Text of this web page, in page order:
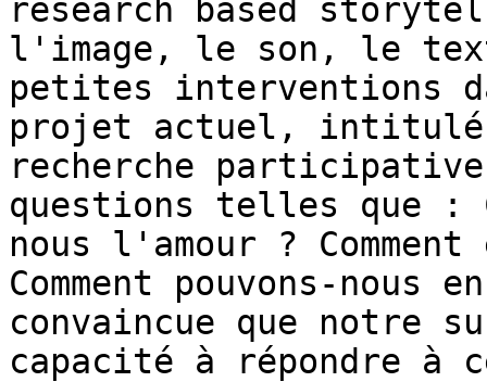
research based
l'image, le son, le
petites interventions
projet actuel, intitulé
recherche participative
questions telles que :
nous l'amour ?
Comment pouvons-
convaincue que notre
capacité à répondre à